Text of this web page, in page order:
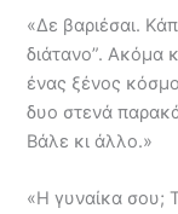
«Δε βαριέσαι.
διάτανο”. Ακόμα
ένας ξένος
δυο στενά
Βάλε κι άλλο.»
«Η γυναίκα σου;